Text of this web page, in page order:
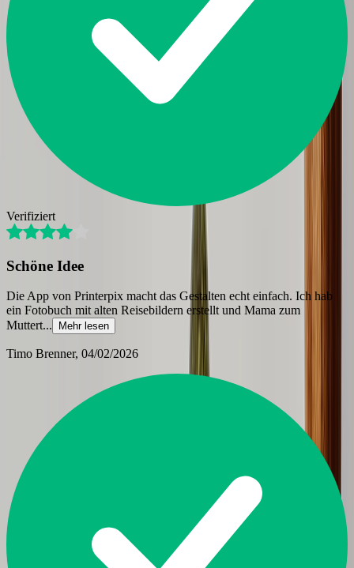
Verifiziert
Schöne Idee
Die App von Printerpix macht das Gestalten echt einfach. Ich hab
ein Fotobuch mit alten Reisebildern erstellt und Mama zum
Muttert... Mehr lesen
Timo Brenner, 04/02/2026